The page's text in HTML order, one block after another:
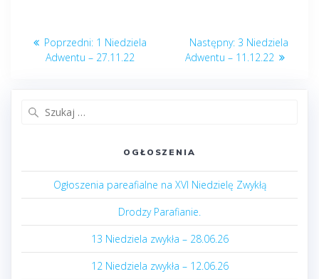
Nawigacja
wpisu
Poprzedni: Poprzedni
post:
1 Niedziela
Adwentu – 27.11.22
Następny: Następny
post:
3 Niedziela
Adwentu – 11.12.22
OGŁOSZENIA
Ogłoszenia pareafialne na XVI Niedzielę Zwykłą
Drodzy Parafianie.
13 Niedziela zwykła – 28.06.26
12 Niedziela zwykła – 12.06.26